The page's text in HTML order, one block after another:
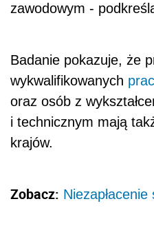
zawodowym -
Badanie pokazuje, że
wykwalifikowanych
oraz osób z
i technicznym mają
krajów.
Zobacz: